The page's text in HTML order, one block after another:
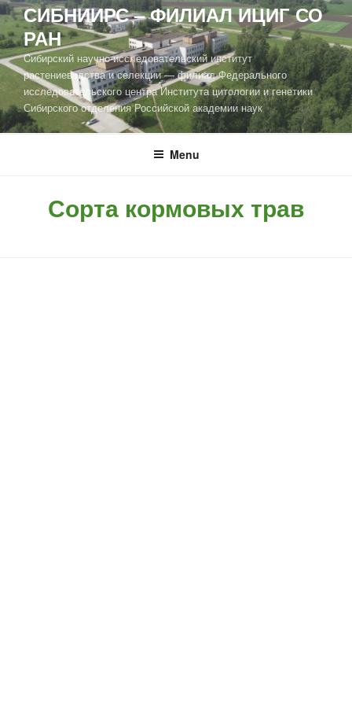
СИБНИИРС – ФИЛИАЛ ИЦИГ СО
РАН
Cибирский научно-исследовательский институт
растениеводства и селекции — филиал Федерального
исследовательского центра Института цитологии и генетики
Сибирского отделения Российской академии наук
Menu
Сорта кормовых трав